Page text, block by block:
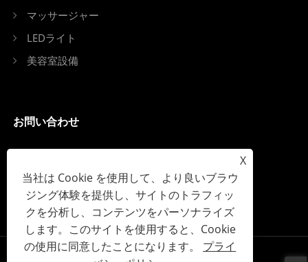
マッサージャー
LEDライト
美容室設備
お問い合わせ
Eメール: sales@szjybeauty.com
Add: 中国深セン市宝安区Fuyong Street
X
当社は Cookie を使用して、より良いブラウ
ジング体験を提供し、サイトのトラフィッ
クを分析し、コンテンツをパーソナライズ
します。このサイトを使用すると、Cookie
の使用に同意したことになります。 プライ